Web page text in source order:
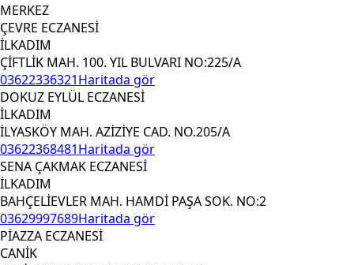
MERKEZ
ÇEVRE ECZANESİ
İLKADIM
ÇİFTLİK MAH. 100. YIL BULVARI NO:225/A
03622336321Haritada gör
DOKUZ EYLÜL ECZANESİ
İLKADIM
İLYASKÖY MAH. AZİZİYE CAD. NO.205/A
03622368481Haritada gör
SENA ÇAKMAK ECZANESİ
İLKADIM
BAHÇELİEVLER MAH. HAMDİ PAŞA SOK. NO:2
03629997689Haritada gör
PİAZZA ECZANESİ
CANİK